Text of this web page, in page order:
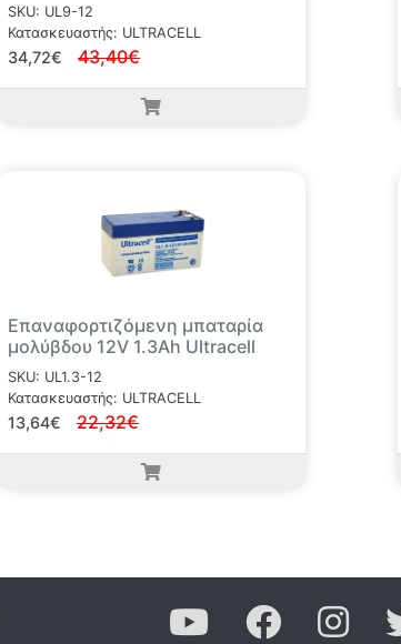
SKU: UL9-12
Κατασκευαστής: ULTRACELL
34,72€ 43,40€
Επαναφορτιζόμενη μπαταρία
μολύβδου 12V 1.3Ah Ultracell
SKU: UL1.3-12
Κατασκευαστής: ULTRACELL
13,64€ 22,32€